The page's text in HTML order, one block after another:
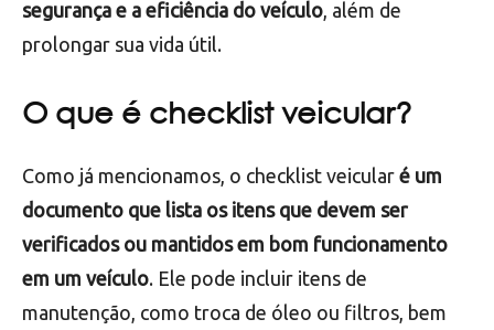
filtros, lubrificação, alinhamento e balanceamento
dos pneus, entre outros.
A manutençãoé importante para garantir a
prolongar sua vida útil.
O que é checklist veicular?
Como já mencionamos, o checklist veicular é um